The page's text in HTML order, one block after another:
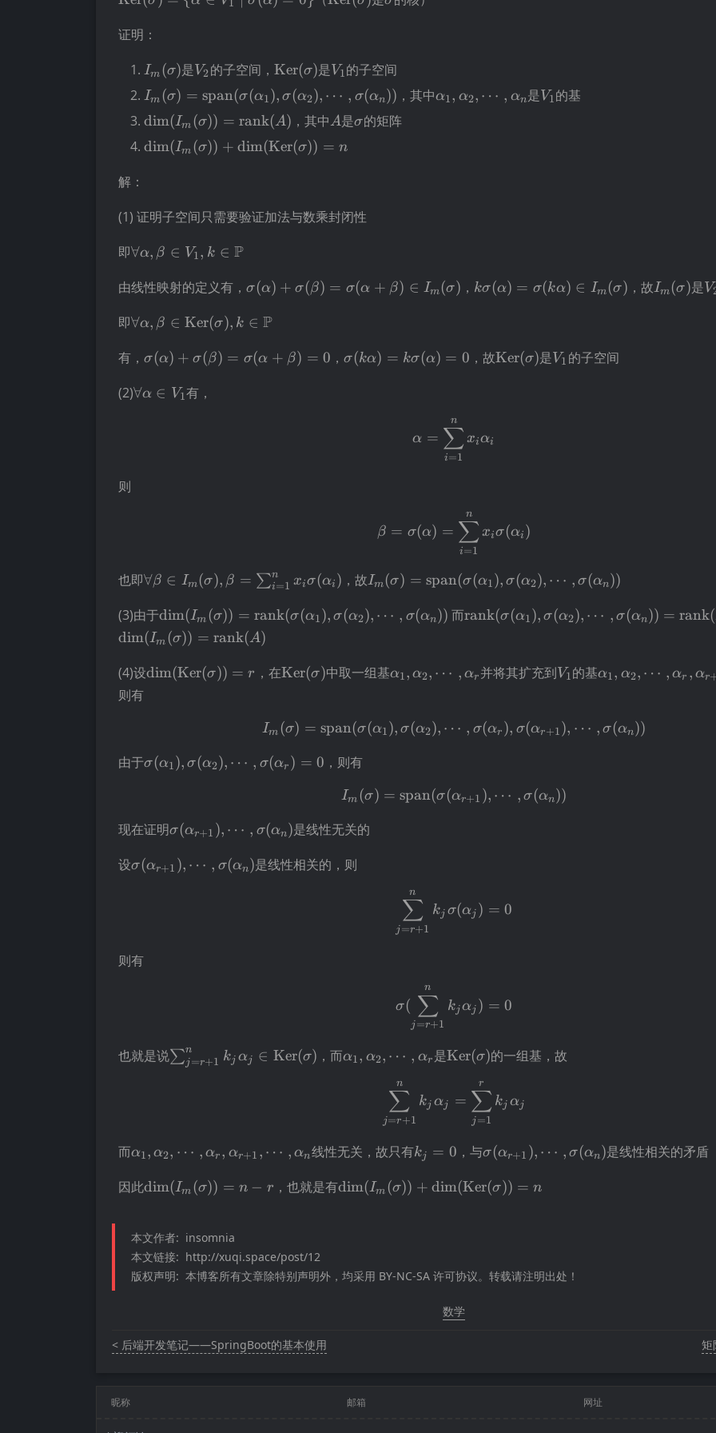
{\alpha\in
1
证明：
I_m(\sigma)
Im (σ)是V_2
V2的子空间， \operatorname{Ker}
(\sigma)
Ker(σ)是V_1
V1的子空间
I_m(\sigma)=\operatorname{span}
(\sigma(\alpha_1),\sigma(\alpha_2),\cdots,\sigma(\alpha_n))
Im (σ) = span(σ(α1), σ(α2), ⋯ , σ(αn)) ，其中\alpha_1,\alpha_2,\cdots,\alpha_n
α1, α2, ⋯ , αn是V_1
V1的基
\operatorname{dim}
(I_m(\sigma))=\operatorname{rank}
(A)
dim(Im (σ)) = rank(A) ，其中 A
A是\sigma
σ的矩阵
\operatorname{dim}
dim(Im (σ)) + dim(Ker(σ)) = n
解：
(1) 证明子空间只需要验证加法与数乘封闭性
即\forall
\in V_1, k
\mathbb{P}
∀α, β ∈ V1, k ∈ P
由线性映射的定义有， \sigma(\alpha)+\sigma(\beta)=\sigma(\alpha+\beta)\in
σ(α) + σ(β) = σ(α + β) ∈ Im (σ) ， kσ(α) = σ(kα) ∈ Im (σ) ，故Im (σ)是V
即\forall \alpha,\beta
\operatorname{Ker}
\mathbb{P}
∀α, β ∈ Ker(σ), k ∈ P
有， \sigma(\alpha)+\sigma(\beta)=\sigma(\alpha+\beta)=0
σ(α) + σ(β) = σ(α + β) = 0 ， \sigma(k\alpha)=k\sigma(\alpha)=0
σ(kα) = kσ(α) = 0 ，故\operatorname{Ker}
Ker(σ)是V_1
V1 的子空间
(2)\forall
∀α ∈ V1有，
\alpha=\sum_{i=1}^{n}x_i\alpha_i
α =
i=1
∑
n
xiαi
则
β = σ(α) =
i=1
∑
n
xiσ(αi )
也即\forall \beta \in
∀β ∈ Im (σ), β = ∑i=1
n xiσ(αi ) ，故I_m(\sigma)=\operatorname{span}
Im (σ) = span(σ(α1), σ(α2), ⋯ , σ(αn))
(3)由于\operatorname{dim}(I_m(\sigma))=\operatorname{rank}
(\sigma(\alpha_1),\sigma(\alpha_2),\cdots,\sigma(\alpha_n))
dim(Im (σ)) = rank(σ(α1), σ(α2), ⋯ , σ(αn)) 而\operatorname{rank}
rank(σ(α1), σ(α2), ⋯ , σ(αn)) = rank(
dim(Im (σ)) = rank(A)
(4)设\operatorname{dim}
dim(Ker(σ)) = r ，在\operatorname{Ker}
Ker(σ)中取一组基\alpha_1,\alpha_2,\cdots,\alpha_r
α1, α2, ⋯ , αr 并将其扩充到V_1
V1的基α1, α2, ⋯ , αr , αr
则有
Im (σ) = span(σ(α1), σ(α2), ⋯ , σ(αr ), σ(αr+1), ⋯ , σ(αn))
由于\sigma(\alpha_1),\sigma(\alpha_2),\cdots,\sigma(\alpha_r)=0
σ(α1), σ(α2), ⋯ , σ(αr ) = 0 ，则有
Im (σ) = span(σ(αr+1 ), ⋯ , σ(αn))
现在证明\sigma(\alpha_{r+1}),\cdots,\sigma(\alpha_n)
σ(αr+1 ), ⋯ , σ(αn)是线性无关的
设\sigma(\alpha_{r+1}),\cdots,\sigma(\alpha_n)
σ(αr+1 ), ⋯ , σ(αn)是线性相关的，则
j=r+1
∑
n
kj σ(αj ) = 0
则有
σ(
j =r+1
∑
n
kj αj ) = 0
也就是说\sum_{j=r+1}^{n}k_j\alpha_j\in
\operatorname{Ker}(\sigma)
∑j=r+1
n kj αj ∈ Ker(σ) ，而\alpha_1,\alpha_2,\cdots,\alpha_r
α1, α2, ⋯ , αr 是\operatorname{Ker}
Ker(σ)的一组基，故
j=r+1
∑
n
kj αj =
j =1
∑
r
kj αj
而\alpha_1,\alpha_2,\cdots,\alpha_r,\alpha_{r+1},\cdots,\alpha_n
α1, α2, ⋯ , αr , αr+1 , ⋯ , αn线性无关，故只有k_j=0
kj = 0 ，与σ(αr+1 ), ⋯ , σ(αn)是线性相关的矛盾
因此\operatorname{dim}
dim(Im (σ)) = n − r ，也就是有\operatorname{dim}
dim(Im (σ)) + dim(Ker(σ)) = n
本文作者: insomnia
本文链接: http://xuqi.space/post/12
版权声明: 本博客所有文章除特别声明外，均采用 BY-NC-SA 许可协议。转载请注明出处！
数学
< 后端开发笔记——SpringBoot的基本使用
昵称 邮箱 网址